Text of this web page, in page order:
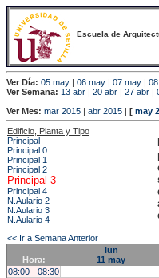
Escuela de
Ver Día: 05 may | 06 may | 07 may |
Ver Semana: 13 abr | 20 abr | 27 abr |
Vista
Ver Mes: mar 2015 | abr 2015 | [ may
Edificio, Planta y Tipo
Principal
Principal 0
Principal 1
Principal 2
Principal 3
Principal 4
N.Aulario 2
N.Aulario 3
N.Aulario 4
<< Ir a Semana Anterior
Hora:
lun
11 may
08:00 - 08:30